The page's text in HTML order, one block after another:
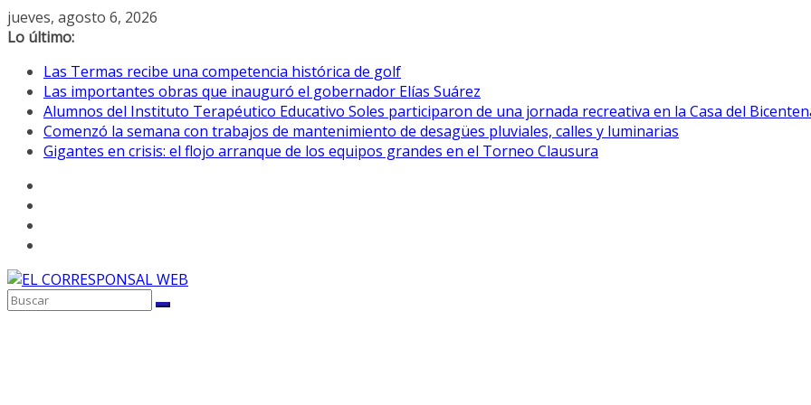
Saltar
al
jueves, agosto 6, 2026
Lo último:
Las Termas recibe una competencia histórica de golf
Las importantes obras que inauguró el gobernador Elías Suárez
Alumnos del Instituto Terapéutico Educativo Soles participaron de una jornada recreativa en la Casa del
Comenzó la semana con trabajos de mantenimiento de desagües pluviales, calles y luminarias
Gigantes en crisis: el flojo arranque de los equipos grandes en el Torneo Clausura